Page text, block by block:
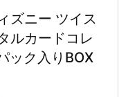
ズニー ツイス
ルカードコレ
ック入りBOX